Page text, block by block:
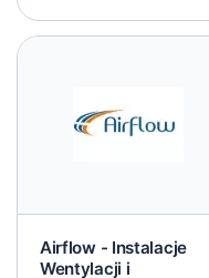
Airflow - Instalacje
Wentylacji i